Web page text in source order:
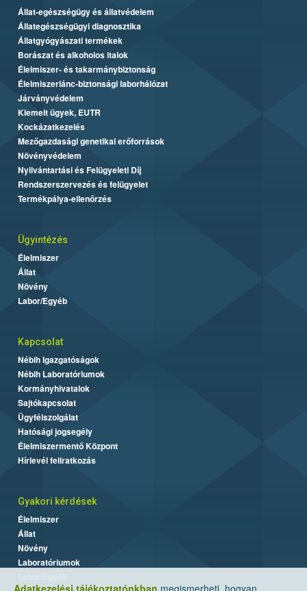
Adatkezelési tájékoztatónkban megismerheti, hogyan
Állat-egészségügy és állatvédelem
Állategészségügyi diagnosztika
Állatgyógyászati termékek
Borászat és alkoholos italok
Élelmiszer- és takarmánybiztonság
Élelmiszerlánc-biztonsági laborhálózat
Járványvédelem
Kiemelt ügyek, EUTR
Kockázatkezelés
Mezőgazdasági genetikai erőforrások
Növényvédelem
Nyilvántartási és Felügyeleti Díj
Rendszerszervezés és felügyelet
Termékpálya-ellenőrzés
Ügyintézés
Élelmiszer
Állat
Növény
Labor/Egyéb
Kapcsolat
Nébih Igazgatóságok
Nébih Laboratóriumok
Kormányhivatalok
Sajtókapcsolat
Ügyfélszolgálat
Hatósági jogsegély
Élelmiszermentő Központ
Hírlevél feliratkozás
Gyakori kérdések
Élelmiszer
Állat
Növény
Laboratóriumok